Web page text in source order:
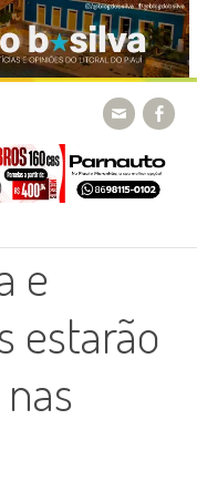
e
estarão